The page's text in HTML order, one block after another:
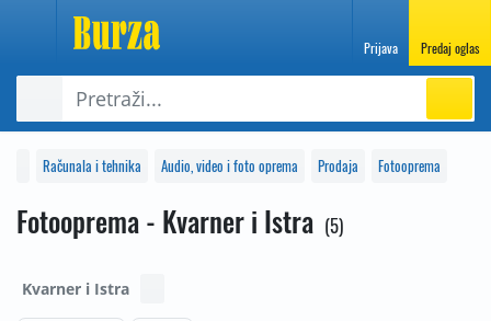
Prijava Predaj oglas
Računala i tehnika Audio, video i foto oprema Prodaja Fotooprema
Fotooprema - Kvarner i Istra 5
Kvarner i Istra